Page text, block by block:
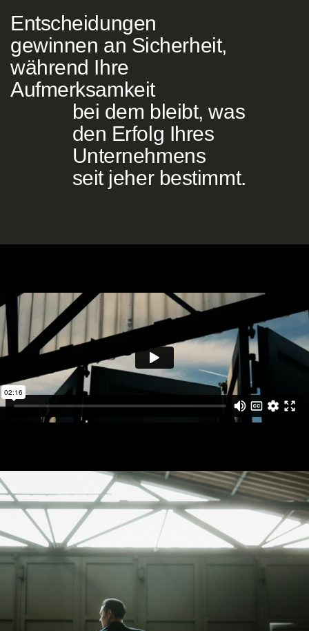
Entscheidungen
gewinnen an Sicherheit,
während Ihre
Aufmerksamkeit
bei dem bleibt, was
den Erfolg Ihres
Unternehmens
seit jeher bestimmt.